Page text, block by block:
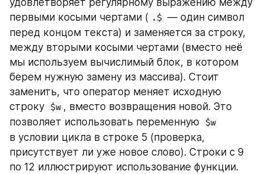
удовлетворяет регулярному выражению между
первыми косыми чертами ( .$ — один символ
перед концом текста) и заменяется за строку,
между вторыми косыми чертами (вместо неё
мы используем вычислимый блок, в котором
берем нужную замену из массива). Стоит
заменить, что оператор меняет исходную
строку $w , вместо возвращения новой. Это
позволяет использовать переменную
$w
в условии цикла в строке 5 (проверка,
присутствует ли уже новое слово). Строки с 9
по 12 иллюстрируют использование функции.